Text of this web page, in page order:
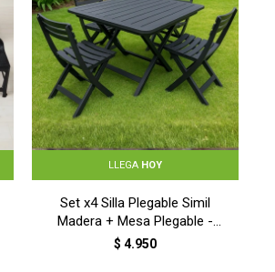
LLEGA HOY
Set x4 Silla Plegable Simil
Madera + Mesa Plegable -
NEGRO
$ 4.950